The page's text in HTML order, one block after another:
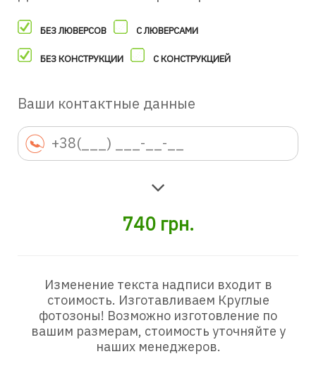
БЕЗ ЛЮВЕРСОВ С ЛЮВЕРСАМИ
БЕЗ КОНСТРУКЦИИ С КОНСТРУКЦИЕЙ
Ваши контактные данные
740 грн.
Изменение текста надписи входит в
стоимость. Изготавливаем Круглые
фотозоны! Возможно изготовление по
вашим размерам, стоимость уточняйте у
наших менеджеров.